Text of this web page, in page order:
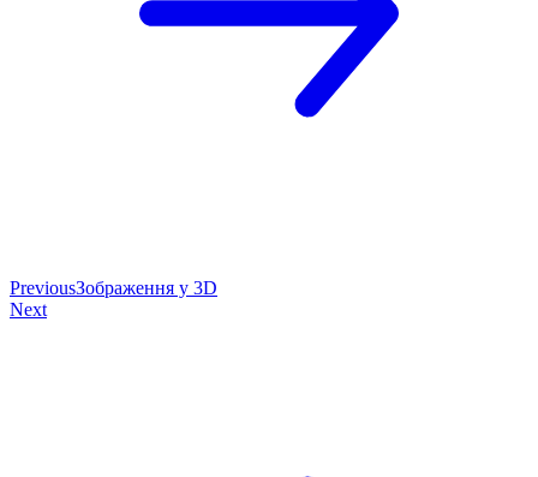
PreviousЗображення у 3D
Next